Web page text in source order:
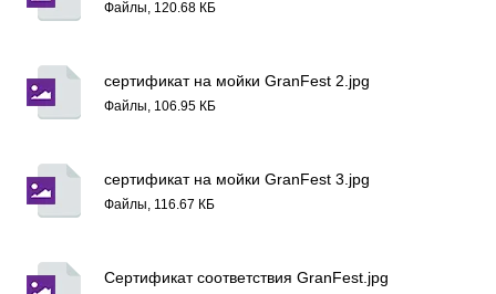
Файлы, 120.68 КБ
сертификат на мойки GranFest 2.jpg
Файлы, 106.95 КБ
сертификат на мойки GranFest 3.jpg
Файлы, 116.67 КБ
Сертификат соответствия GranFest.jpg